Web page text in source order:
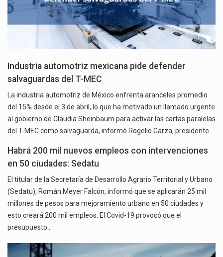
Industria automotriz mexicana pide defender
salvaguardas del T-MEC
La industria automotriz de México enfrenta aranceles promedio
del 15% desde el 3 de abril, lo que ha motivado un llamado urgente
al gobierno de Claudia Sheinbaum para activar las cartas paralelas
del T-MEC como salvaguarda, informó Rogelio Garza, presidente…
Habrá 200 mil nuevos empleos con intervenciones
en 50 ciudades: Sedatu
El titular de la Secretaría de Desarrollo Agrario Territorial y Urbano
(Sedatu), Román Meyer Falcón, informó que se aplicarán 25 mil
millones de pesos para mejoramiento urbano en 50 ciudades y
esto creará 200 mil empleos. El Covid-19 provocó que el
presupuesto…